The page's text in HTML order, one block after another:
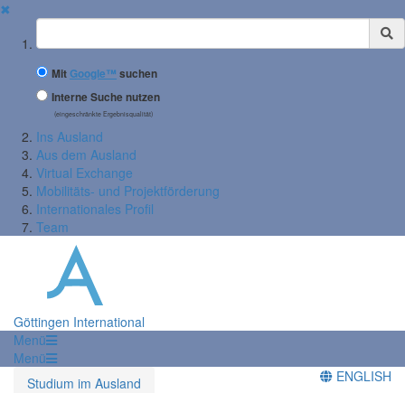
✖
Suchbegriff
MitGoogle™ suchen
Interne Suche nutzen
(eingeschränkte Ergebnisqualität)
Ins Ausland
Aus dem Ausland
Virtual Exchange
Mobilitäts- und Projektförderung
Internationales Profil
Team
Göttingen International
Menü
Menü
Studium im Ausland
ENGLISH